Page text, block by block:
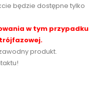
będzie dostępne tylko
w tym przypadku
produkt.